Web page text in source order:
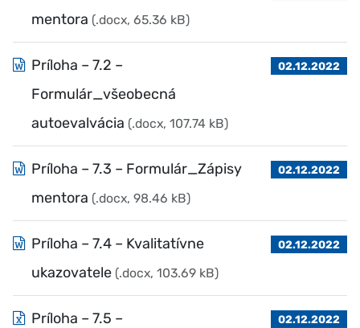
mentora (.docx, 65.36 kB)
Príloha – 7.2 –
Formulár_všeobecná
autoevalvácia (.docx, 107.74 kB)
02.12.2022
Príloha – 7.3 – Formulár_Zápisy
mentora (.docx, 98.46 kB)
02.12.2022
Príloha – 7.4 – Kvalitatívne
ukazovatele (.docx, 103.69 kB)
02.12.2022
Príloha – 7.5 –
02.12.2022